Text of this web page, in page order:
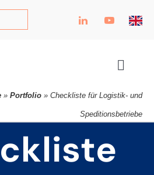
Toggle
»Portfolio »Checkliste für Logistik- und
Speditionsbetriebe